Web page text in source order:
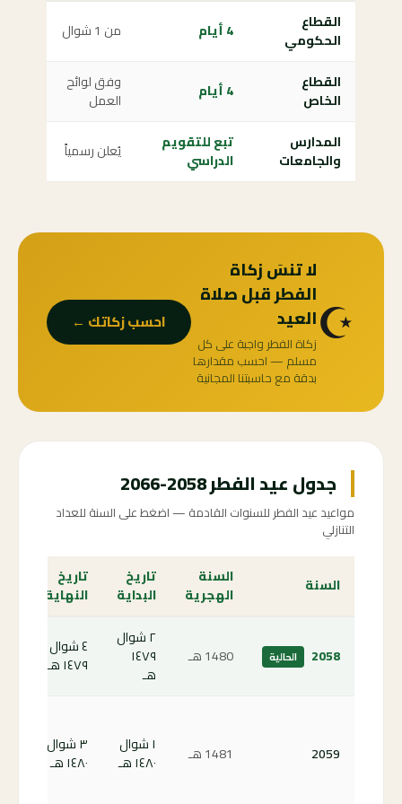
القطاع
الحكومي
4 أيام من 1 شوال
القطاع
الخاص
4 أيام
وفق لوائح
العمل
المدارس
والجامعات
تبع للتقويم
الدراسي
يُعلن رسمياً
☪️
لا تنسَ زكاة
الفطر قبل صلاة
العيد
زكاة الفطر واجبة على كل
مسلم — احسب مقدارها
بدقة مع حاسبتنا المجانية
احسب زكاتك ←
جدول عيد الفطر 2058-2066
مواعيد عيد الفطر للسنوات القادمة — اضغط على السنة للعداد
التنازلي
السنة
السنة
الهجرية
تاريخ
البداية
تاريخ
النهاية
2058 الحالية 1480 هـ
٢ شوال
١٤٧٩
هـ
٤ شوال
١٤٧٩ هـ
2059 1481 هـ
١ شوال
١٤٨٠ هـ
٣ شوال
١٤٨٠ هـ